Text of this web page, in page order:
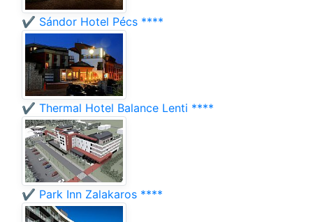
✔️ Sándor Hotel Pécs ****
✔️ Thermal Hotel Balance Lenti ****
✔️ Park Inn Zalakaros ****